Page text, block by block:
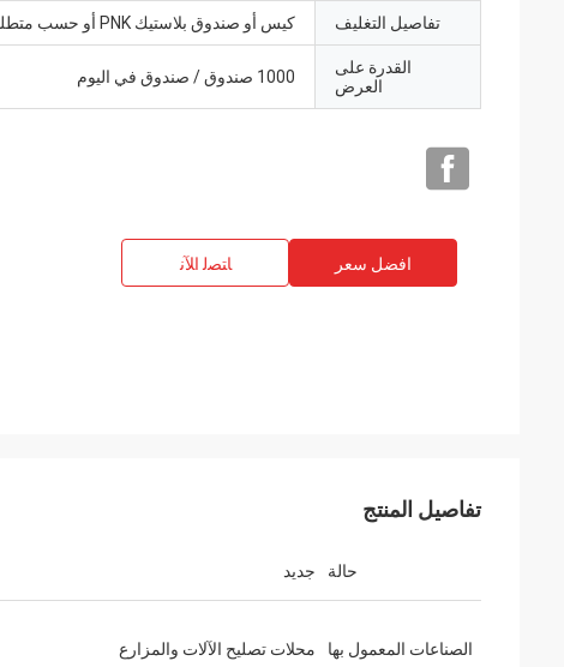
تفاصيل التغليف كيس أو صندوق بلاستيك PNK أو حسب متطلباتك.
القدرة على
العرض
1000 صندوق / صندوق في اليوم
افضل سعر ﺎﺘﺼﻟ ﺍﻶﻧ
تفاصيل المنتج
حالة جديد
الصناعات المعمول بها محلات تصليح الآلات والمزارع